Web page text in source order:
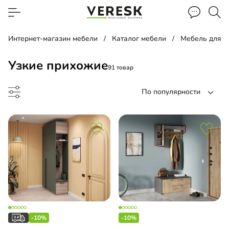
Интернет-магазин мебели Каталог мебели Мебель для
Узкие прихожие91 товар
По популярности
угловая
прихожая-10% -10%